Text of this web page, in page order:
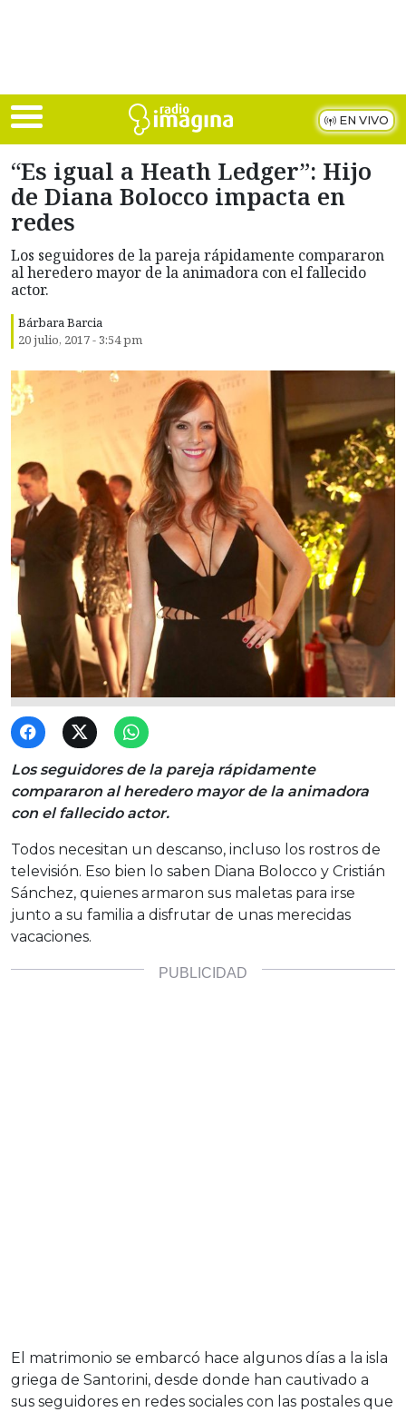
EN VIVO
“Es igual a Heath Ledger”: Hijo
de Diana Bolocco impacta en
redes
Los seguidores de la pareja rápidamente compararon
al heredero mayor de la animadora con el fallecido
actor.
Bárbara Barcia
20 julio, 2017 - 3:54 pm
Los seguidores de la pareja rápidamente
compararon al heredero mayor de la animadora
con el fallecido actor.
Todos necesitan un descanso, incluso los rostros de
televisión. Eso bien lo saben Diana Bolocco y Cristián
Sánchez, quienes armaron sus maletas para irse
junto a su familia a disfrutar de unas merecidas
vacaciones.
El matrimonio se embarcó hace algunos días a la isla
griega de Santorini, desde donde han cautivado a
sus seguidores en redes sociales con las postales que